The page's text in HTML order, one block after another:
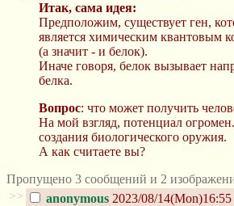
Итак, сама идея:
Предположим, существует ген,
является химическим квантовым
(а значит - и белок).
Иначе говоря, белок вызывает
белка.
Вопрос: что может получить
На мой взгляд, потенциал
создания биологического оружия.
А как считаете вы?
Пропущено 3 сообщений и 2
>>
anonymous 2023/08/14(Mon)16:55